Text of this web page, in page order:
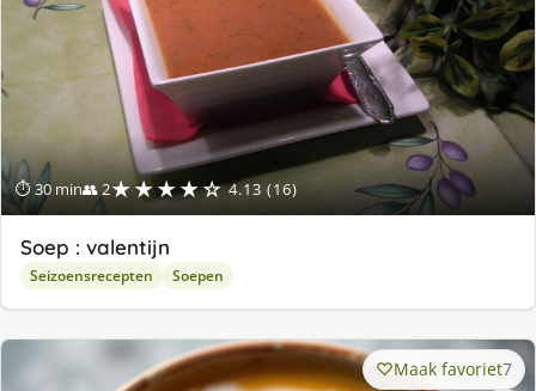
⏱ 30 min👥 2★★★★☆ 4.13 (16)
Soep : valentijn
Seizoensrecepten Soepen
Maak favoriet7